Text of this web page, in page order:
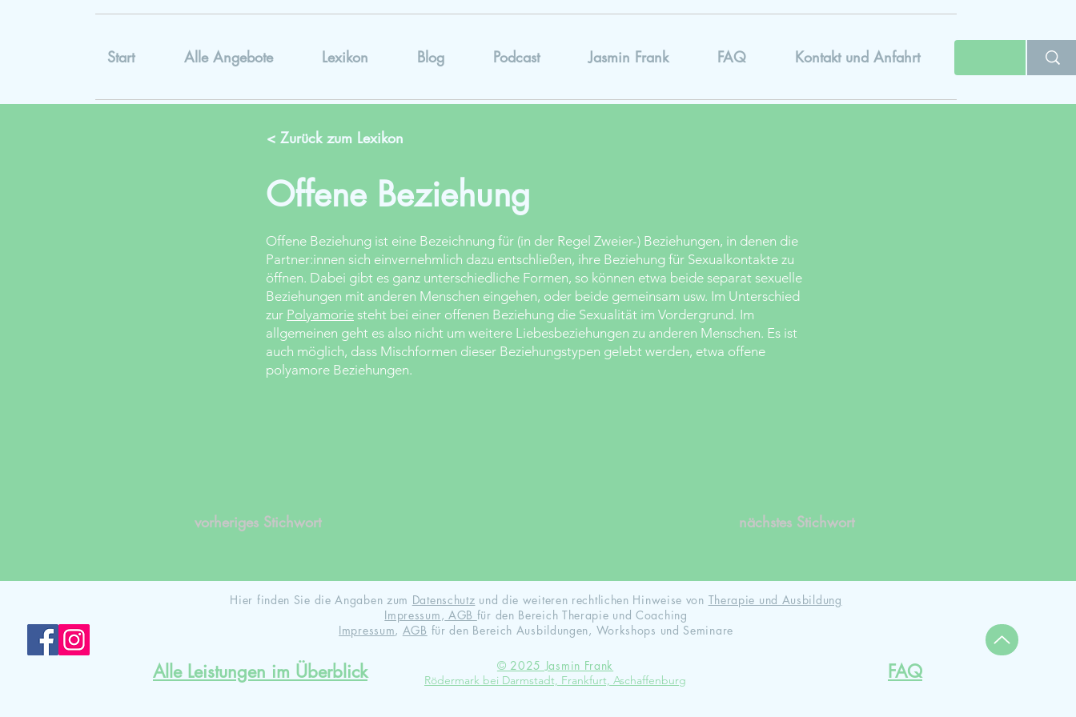
Start Alle Angebote Lexikon Blog Podcast Jasmin Frank FAQ Kontakt und Anfahrt
< Zurück zum Lexikon
Offene Beziehung
Offene Beziehung ist eine Bezeichnung für (in der Regel Zweier-) Beziehungen, in denen die
Partner:innen sich einvernehmlich dazu entschließen, ihre Beziehung für Sexualkontakte zu
öffnen. Dabei gibt es ganz unterschiedliche Formen, so können etwa beide separat sexuelle
Beziehungen mit anderen Menschen eingehen, oder beide gemeinsam usw. Im Unterschied
zur Polyamorie steht bei einer offenen Beziehung die Sexualität im Vordergrund. Im
allgemeinen geht es also nicht um weitere Liebesbeziehungen zu anderen Menschen. Es ist
auch möglich, dass Mischformen dieser Beziehungstypen gelebt werden, etwa offene
polyamore Beziehungen.
vorheriges Stichwort nächstes Stichwort
Hier finden Sie die Angaben zum Datenschutz und die weiteren rechtlichen Hinweise von Therapie und Ausbildung
Impressum, AGB für den Bereich Therapie und Coaching
Impressum, AGB für den Bereich Ausbildungen, Workshops und Seminare
Alle Leistungen im Überblick © 2025 Jasmin Frank
Rödermark bei Darmstadt, Frankfurt, Aschaffenburg FAQ